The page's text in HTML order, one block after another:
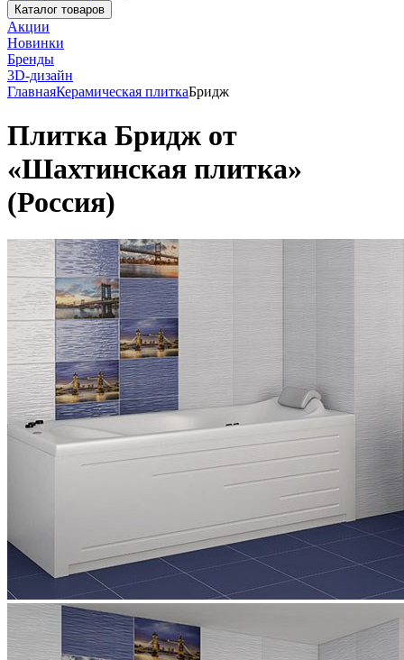
Каталог товаров
Акции
Новинки
Бренды
3D-дизайн
ГлавнаяКерамическая плиткаБридж
Плитка Бридж от
«Шахтинская плитка»
(Россия)